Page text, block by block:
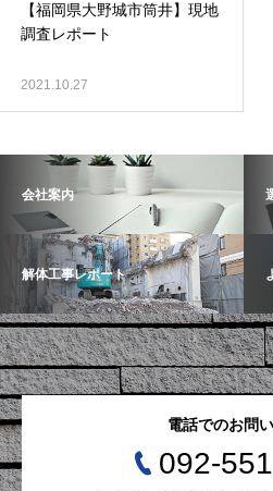
【福岡県大野城市筒井】現地
調査レポート
2021.10.27
会社案内
解体工事レポート
電話でのお問
092-